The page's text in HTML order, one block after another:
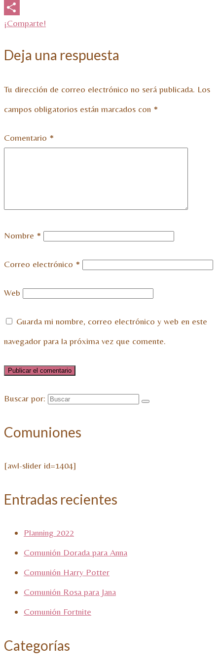
Email
¡Comparte!
Deja una respuesta
Tu dirección de correo electrónico no será publicada. Los
campos obligatorios están marcados con *
Comentario *
Nombre *
Correo electrónico *
Web
Guarda mi nombre, correo electrónico y web en este
navegador para la próxima vez que comente.
Buscar por:
Comuniones
[awl-slider id=1404]
Entradas recientes
Planning 2022
Comunión Dorada para Anna
Comunión Harry Potter
Comunión Rosa para Jana
Comunión Fortnite
Categorías